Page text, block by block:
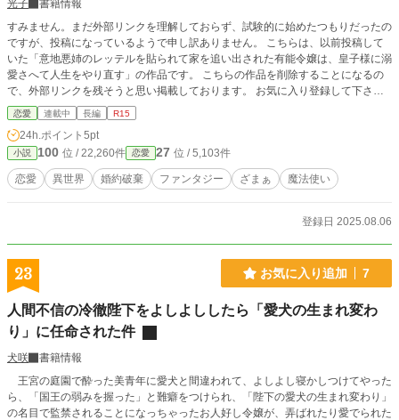
光子
書籍情報
すみません。まだ外部リンクを理解しておらず、試験的に始めたつもりだったの
ですが、投稿になっているようで申し訳ありません。 こちらは、以前投稿して
いた「意地悪姉のレッテルを貼られて家を追い出された有能令嬢は、皇子様に溺
愛さへて人生をやり直す」の作品です。 こちらの作品を削除することになるの
で、外部リンクを残そうと思い掲載しております。 お気に入り登録して下さっ
た皆様、ありがとうございます。 メルランディア子爵家には、意地悪な姉がい
る。 妹の可愛さに嫉妬し、後妻の娘である妹に家族の邪魔者と罵倒を浴びせ、
妹の持ち物を壊し、食事を捨て、見えないところで暴力を振るう意地悪な姉《リ
ネット＝メルランディア》。 意地悪な姉に虐められながらも、健気に姉を慕
う、可哀想な妹の《ウル》。 ある日、意地悪な姉はついに一線を越え、妹を階
段から突き落とした。 幸い、命に別状はなく、足を捻った程度だったが、これ
し、優しい両親に祝福されて幸せに暮らしました、とさ。 めでたしめでた
し。 ――――これが、私の、意地悪な姉リネットの物語。 妹のウルに婚約者を
突き落とすような酷い姉に相応しい結末だと、誰もが思うのでしょう。 私は
妹を虐めたことなんて、一度も無いのにね。 修道院では、誰の邪魔にならない
い、信じてくれない、好きになってくれないんだから―――― そう思っていた
のに。 「俺の婚約者になって下さい、リネット」 学生時代のクラスメイトだっ
た《アレン＝フォン＝バレット》からの突然の告白。アレンはこの国の第三皇子
であり、帝国騎士団の魔法使いだった。 私はこれから、私を信じて好きになっ
恋愛 連載中 長編 R15
24h.ポイント 5pt
小説 100 位 / 22,260件 恋愛 27 位 / 5,103件
恋愛 異世界 婚約破棄 ファンタジー ざまぁ 魔法使い
登録日 2025.08.06
23 お気に入り追加 7
人間不信の冷徹陛下をよしよししたら「愛犬の生まれ変わ
り」に任命された件
犬咲
書籍情報
王宮の庭園で酔った美青年に愛犬と間違われて、よしよし寝かしつけてやった
ら、「国王の弱みを握った」と難癖をつけられ、「陛下の愛犬の生まれ変わり」
の名目で監禁されることになっちゃったお人好し令嬢が、弄ばれたり愛でられた